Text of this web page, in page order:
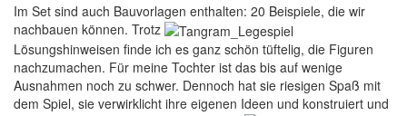
Im Set sind auch Bauvorlagen enthalten: 20 Beispiele, die wir
nachbauen können. Trotz
Lösungshinweisen finde ich es ganz schön tüftelig, die Figuren
nachzumachen. Für meine Tochter ist das bis auf wenige
Ausnahmen noch zu schwer. Dennoch hat sie riesigen Spaß mit
dem Spiel, sie verwirklicht ihre eigenen Ideen und konstruiert und